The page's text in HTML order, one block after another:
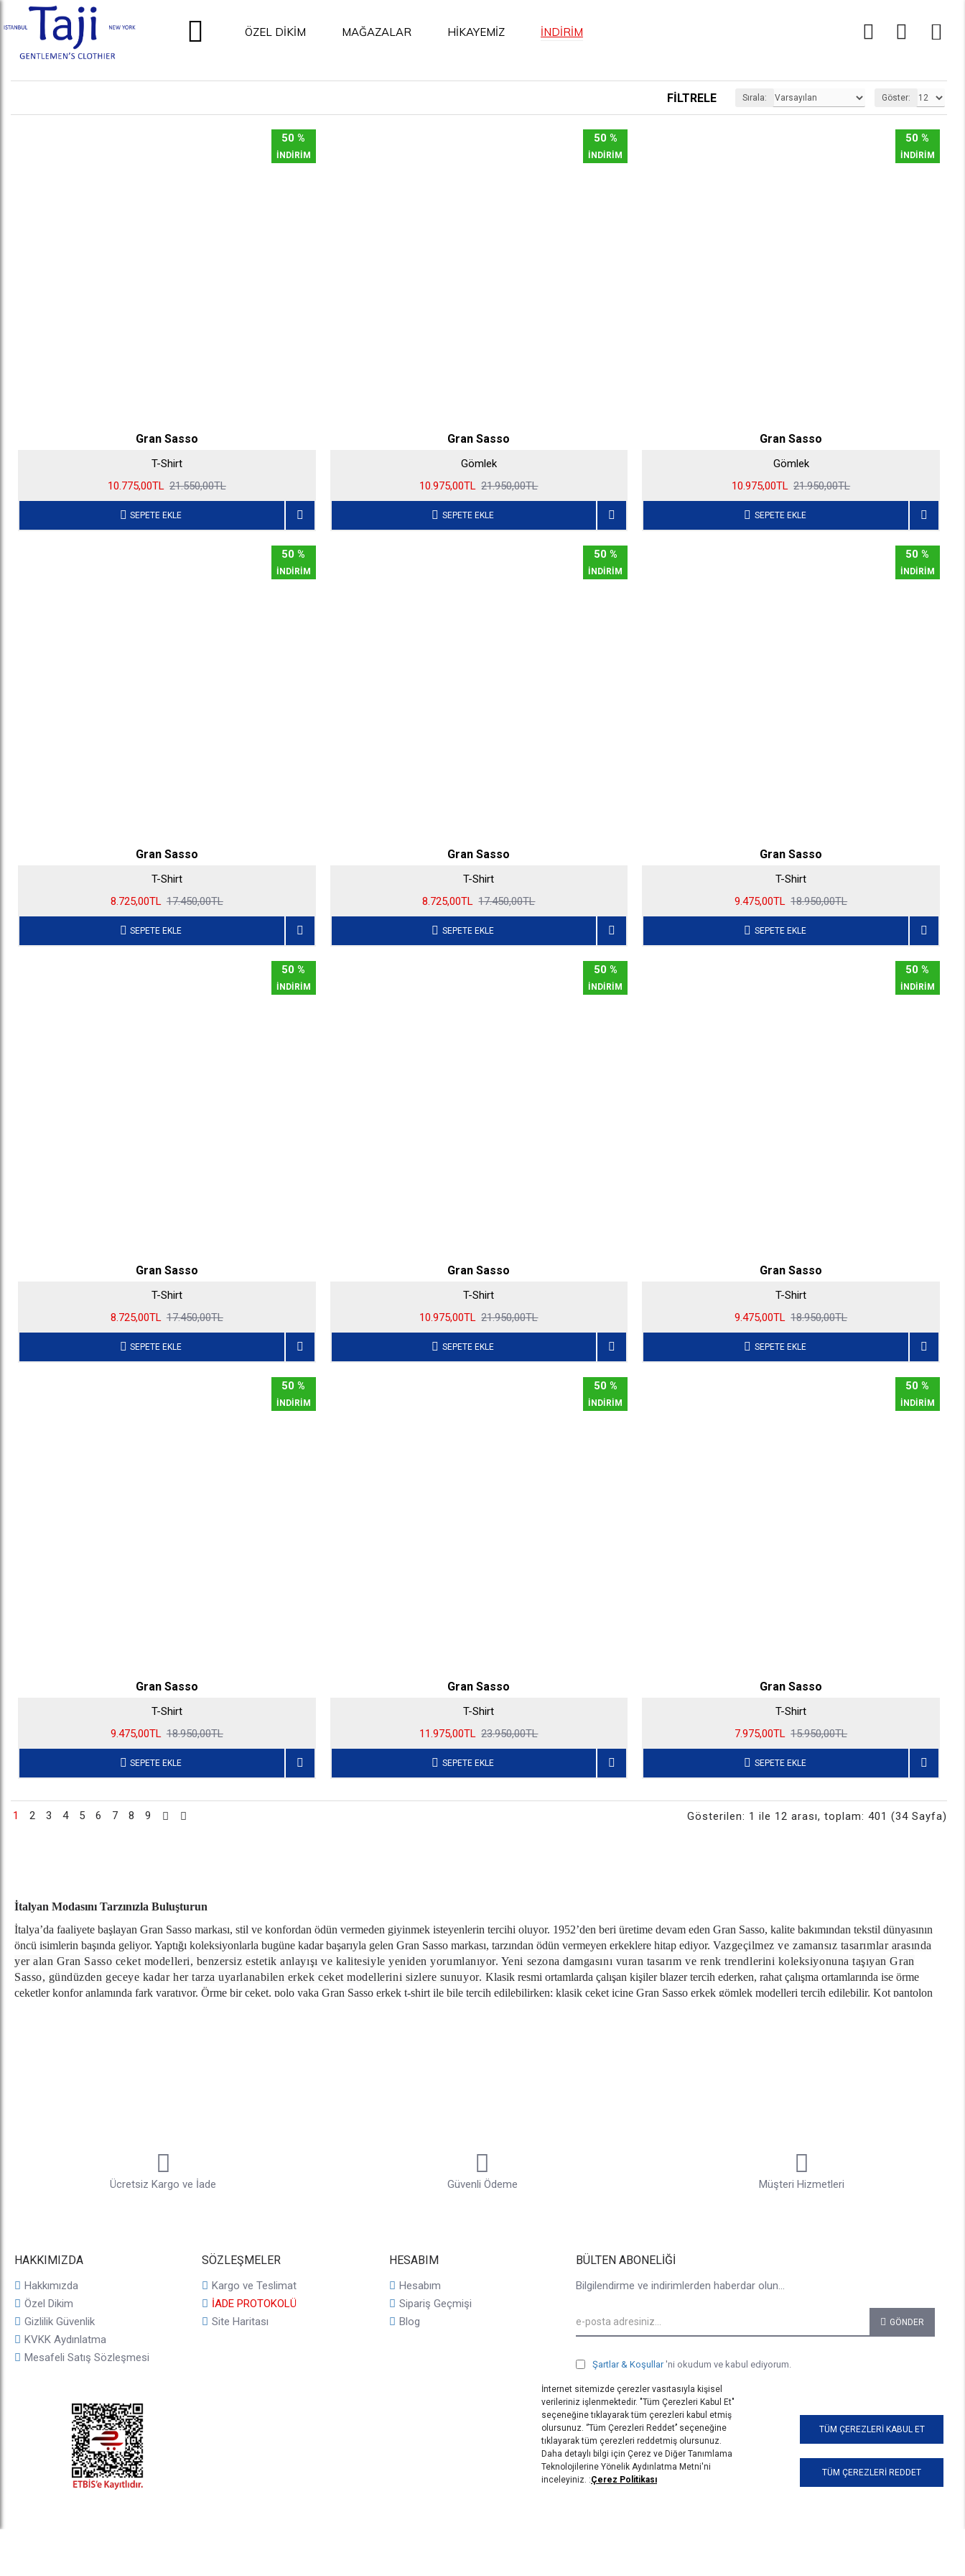
ÖZEL DİKİM MAĞAZALAR HİKAYEMİZ İNDİRİM
FILTRELE Sırala: Göster:
İNDİRİM
50 %
Gran Sasso
T-Shirt
10.775,00TL 21.550,00TL
SEPETE EKLE
İNDİRİM
50 %
Gran Sasso
Gömlek
10.975,00TL 21.950,00TL
SEPETE EKLE
İNDİRİM
50 %
Gran Sasso
Gömlek
10.975,00TL 21.950,00TL
SEPETE EKLE
İNDİRİM
50 %
Gran Sasso
T-Shirt
8.725,00TL 17.450,00TL
SEPETE EKLE
İNDİRİM
50 %
Gran Sasso
T-Shirt
8.725,00TL 17.450,00TL
SEPETE EKLE
İNDİRİM
50 %
Gran Sasso
T-Shirt
9.475,00TL 18.950,00TL
SEPETE EKLE
İNDİRİM
50 %
Gran Sasso
T-Shirt
8.725,00TL 17.450,00TL
SEPETE EKLE
İNDİRİM
50 %
Gran Sasso
T-Shirt
10.975,00TL 21.950,00TL
SEPETE EKLE
İNDİRİM
50 %
Gran Sasso
T-Shirt
9.475,00TL 18.950,00TL
SEPETE EKLE
İNDİRİM
50 %
Gran Sasso
T-Shirt
9.475,00TL 18.950,00TL
SEPETE EKLE
İNDİRİM
50 %
Gran Sasso
T-Shirt
11.975,00TL 23.950,00TL
SEPETE EKLE
İNDİRİM
50 %
Gran Sasso
T-Shirt
7.975,00TL 15.950,00TL
SEPETE EKLE
1 2 3 4 5 6 7 8 9 Gösterilen: 1 ile 12 arası, toplam: 401 (34 Sayfa)
İtalyan Modasını Tarzınızla Buluşturun
İtalya’da faaliyete başlayan Gran Sasso markası, stil ve konfordan ödün vermeden giyinmek isteyenlerin tercihi oluyor. 1952’den beri üretime devam eden Gran Sasso, kalite bakımından tekstil dünyasının
öncü isimlerin başında geliyor. Yaptığı koleksiyonlarla bugüne kadar başarıyla gelen Gran Sasso markası, tarzından ödün vermeyen erkeklere hitap ediyor. Vazgeçilmez ve zamansız tasarımlar arasında
yer alan Gran Sasso ceket modelleri, benzersiz estetik anlayışı ve kalitesiyle yeniden yorumlanıyor. Yeni sezona damgasını vuran tasarım ve renk trendlerini koleksiyonuna taşıyan Gran
Sasso, gündüzden geceye kadar her tarza uyarlanabilen erkek ceket modellerini sizlere sunuyor. Klasik resmi ortamlarda çalışan kişiler blazer tercih ederken, rahat çalışma ortamlarında ise örme
ceketler konfor anlamında fark yaratıyor. Örme bir ceket, polo yaka Gran Sasso erkek t-shirt ile bile tercih edilebilirken; klasik ceket içine Gran Sasso erkek gömlek modelleri tercih edilebilir. Kot pantolon
kaşmir ve %10 viskoz malzemeden üretilmiş olması ile iş hayatı ve günlük giyimin vazgeçilmezi oluyor. Her tarza uyum sağlayan sade tasarımlı Gran Sasso triko modelleri, ceketlerle kullanıldığında sofistike
Ücretsiz Kargo ve İade Güvenli Ödeme Müşteri Hizmetleri
HAKKIMIZDA
Hakkımızda
Özel Dikim
Gizlilik Güvenlik
KVKK Aydınlatma
Mesafeli Satış Sözleşmesi
SÖZLEŞMELER
Kargo ve Teslimat
İADE PROTOKOLÜ
Site Haritası
HESABIM
Hesabım
Sipariş Geçmişi
Blog
BÜLTEN ABONELIĞI
Bilgilendirme ve indirimlerden haberdar olun...
GÖNDER
Şartlar & Koşullar 'ni okudum ve kabul ediyorum.
TÜM ÇEREZLERI KABUL ET
İnternet sitemizde çerezler vasıtasıyla kişisel
verileriniz işlenmektedir. "Tüm Çerezleri Kabul Et"
seçeneğine tıklayarak tüm çerezleri kabul etmiş
olursunuz. ‘’Tüm Çerezleri Reddet’’ seçeneğine
tıklayarak tüm çerezleri reddetmiş olursunuz.
Daha detaylı bilgi için Çerez ve Diğer Tanımlama
Teknolojilerine Yönelik Aydınlatma Metni'ni
inceleyiniz. :Çerez Politikası
TÜM ÇEREZLERI REDDET